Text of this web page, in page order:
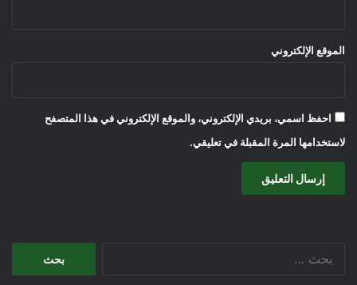
الموقع الإلكتروني
احفظ اسمي، بريدي الإلكتروني، والموقع الإلكتروني في هذا المتصفح
لاستخدامها المرة المقبلة في تعليقي.